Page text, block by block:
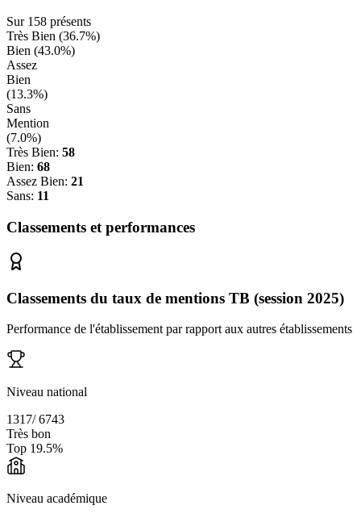
Sur 158 présents
Très Bien (36.7%)
Bien (43.0%)
Assez
Bien
(13.3%)
Sans
Mention
(7.0%)
Très Bien: 58
Bien: 68
Assez Bien: 21
Sans: 11
Classements et performances
Classements du taux de mentions TB (session 2025)
Performance de l'établissement par rapport aux autres établissements
Niveau national
1317/6743
Très bon
Top 19.5%
Niveau académique